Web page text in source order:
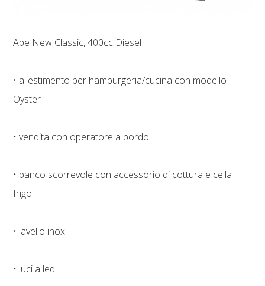
Ape New Classic, 400cc Diesel
• allestimento per hamburgeria/cucina con modello
Oyster
• vendita con operatore a bordo
• banco scorrevole con accessorio di cottura e cella
frigo
• lavello inox
• luci a led